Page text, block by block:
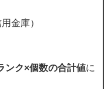
金庫）
ンク×個数の合計値に